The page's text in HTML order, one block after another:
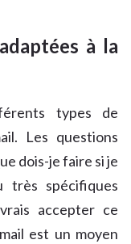
à la
types de
Les questions
dois-je faire si je
très spécifiques
accepter ce
est un moyen